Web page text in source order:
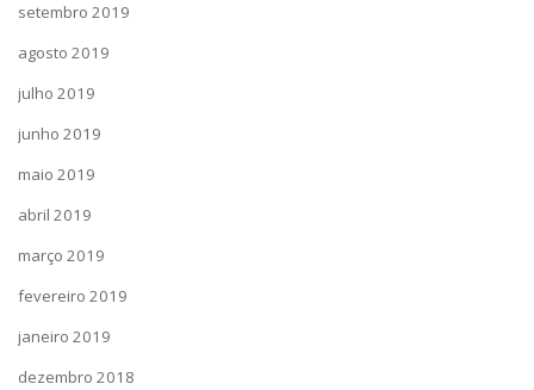
setembro 2019
agosto 2019
julho 2019
junho 2019
maio 2019
abril 2019
março 2019
fevereiro 2019
janeiro 2019
dezembro 2018